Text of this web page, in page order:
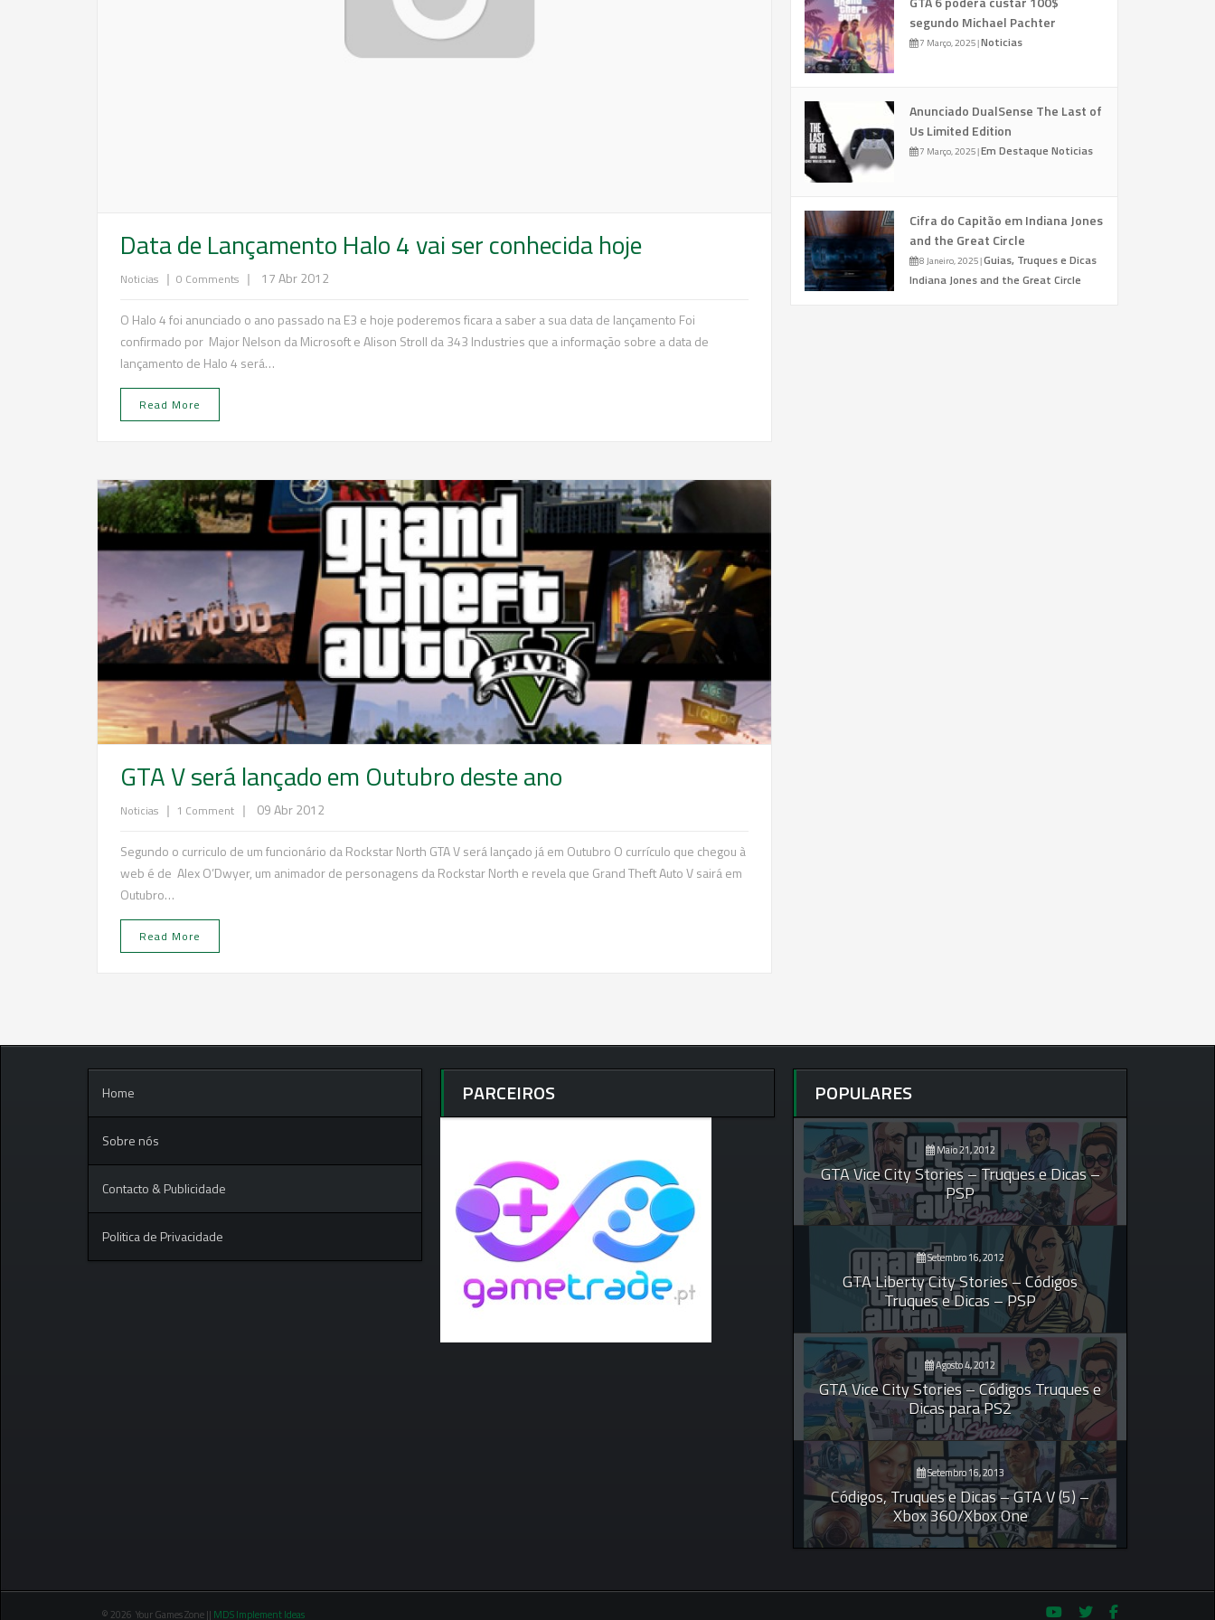
Data de Lançamento Halo 4 vai ser conhecida hoje
Noticias | 0 Comments | 17 Abr 2012
O Halo 4 foi anunciado o ano passado na E3 e hoje poderemos ficara a saber a sua data de lançamento Foi
confirmado por Major Nelson da Microsoft e Alison Stroll da 343 Industries que a informação sobre a data de
lançamento de Halo 4 será…
Read More
GTA V será lançado em Outubro deste ano
Noticias | 1 Comment | 09 Abr 2012
Segundo o curriculo de um funcionário da Rockstar North GTA V será lançado já em Outubro O currículo que chegou à
web é de Alex O’Dwyer, um animador de personagens da Rockstar North e revela que Grand Theft Auto V sairá em
Outubro…
Read More
segundo Michael Pachter
7 Março, 2025|Noticias
Anunciado DualSense The Last of
Us Limited Edition
7 Março, 2025|Em Destaque Noticias
Cifra do Capitão em Indiana Jones
and the Great Circle
8 Janeiro, 2025|Guias, Truques e Dicas
Indiana Jones and the Great Circle
Home
Sobre nós
Contacto & Publicidade
Politica de Privacidade
PARCEIROS POPULARES
Maio 21, 2012
GTA Vice City Stories – Truques e Dicas –
PSP
Setembro 16, 2012
GTA Liberty City Stories – Códigos
Truques e Dicas – PSP
Agosto 4, 2012
GTA Vice City Stories – Códigos Truques e
Dicas para PS2
Setembro 16, 2013
Códigos, Truques e Dicas – GTA V (5) –
Xbox 360/Xbox One
© 2026 Your Games Zone || MDS Implement Ideas